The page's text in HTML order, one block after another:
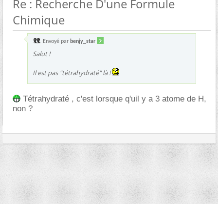
Re : Recherche D'une Formule
Chimique
Envoyé par benjy_star
Salut !
Il est pas "tétrahydraté" là !
Tétrahydraté , c'est lorsque q'uil y a 3 atome de H,
non ?